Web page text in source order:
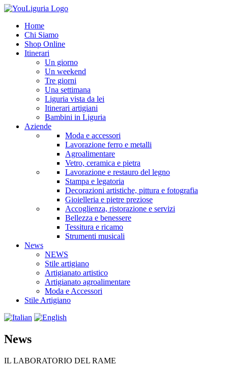
Home
Chi Siamo
Shop Online
Itinerari
Un giorno
Un weekend
Tre giorni
Una settimana
Liguria vista da lei
Itinerari artigiani
Bambini in Liguria
Aziende
Moda e accessori
Lavorazione ferro e metalli
Agroalimentare
Vetro, ceramica e pietra
Lavorazione e restauro del legno
Stampa e legatoria
Decorazioni artistiche, pittura e fotografia
Gioielleria e pietre preziose
Accoglienza, ristorazione e servizi
Bellezza e benessere
Tessitura e ricamo
Strumenti musicali
News
NEWS
Stile artigiano
Artigianato artistico
Artigianato agroalimentare
Moda e Accessori
Stile Artigiano
News
IL LABORATORIO DEL RAME